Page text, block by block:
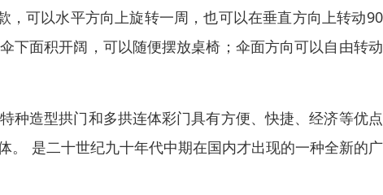
可以水平方向上旋转一周，也可以在垂直方向上转动
下面积开阔，可以随便摆放桌椅；伞面方向可以自由转
种造型拱门和多拱连体彩门具有方便、快捷、经济等优
是二十世纪九十年代中期在国内才出现的一种全新的